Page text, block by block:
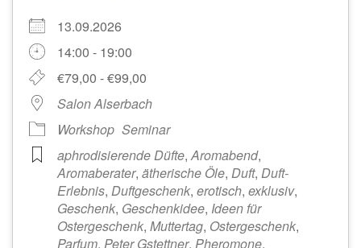
13.09.2026
14:00 - 19:00
€79,00 - €99,00
Salon Alserbach
Workshop Seminar
aphrodisierende Düfte,Aromabend,
Aromaberater, ätherische Öle, Duft, Duft-
Erlebnis, Duftgeschenk, erotisch, exklusiv,
Geschenk, Geschenkidee, Ideen für
Ostergeschenk, Muttertag, Ostergeschenk,
Parfum, Peter Gstettner, Pheromone,